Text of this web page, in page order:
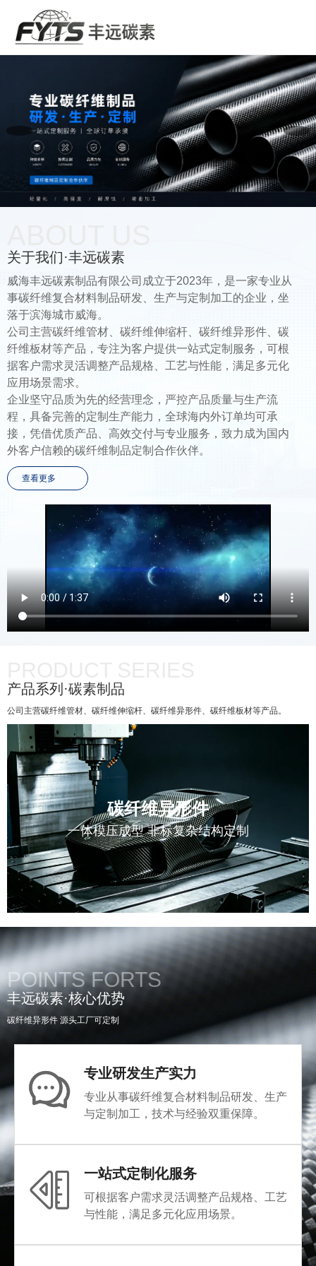
关于我们·丰远碳素
威海丰远碳素制品有限公司成立于2023年，是一家专业从
事碳纤维复合材料制品研发、生产与定制加工的企业，坐
落于滨海城市威海。
公司主营碳纤维管材、碳纤维伸缩杆、碳纤维异形件、碳
纤维板材等产品，专注为客户提供一站式定制服务，可根
据客户需求灵活调整产品规格、工艺与性能，满足多元化
应用场景需求。
企业坚守品质为先的经营理念，严控产品质量与生产流
程，具备完善的定制生产能力，全球海内外订单均可承
接，凭借优质产品、高效交付与专业服务，致力成为国内
外客户信赖的碳纤维制品定制合作伙伴。
查看更多
产品系列·碳素制品
公司主营碳纤维管材、碳纤维伸缩杆、碳纤维异形件、碳纤维板材等产品。
碳纤维异形件
一体模压成型 非标复杂结构定制
POINTS FORTS
丰远碳素·核心优势
碳纤维异形件 源头工厂可定制
专业研发生产实力
专业从事碳纤维复合材料制品研发、生产
与定制加工，技术与经验双重保障。
一站式定制化服务
可根据客户需求灵活调整产品规格、工艺
与性能，满足多元化应用场景。